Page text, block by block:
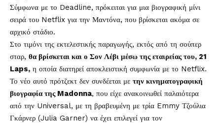
Σύμφωνα με το Deadline, πρόκειται για μια βιογραφική μίνι
σειρά του Netflix για την Μαντόνα, που βρίσκεται ακόμα σε
αρχικό στάδιο.
Στο τιμόνι της εκτελεστικής παραγωγής, εκτός από τη σούπερ
σταρ, θα βρίσκεται και ο Σον Λέβι μέσω της εταιρείας του, 21
Laps, η οποία διατηρεί αποκλειστική συμφωνία με το Netflix.
Το νέο αυτό πρότζεκτ δεν συνδέεται με την κινηματογραφική
βιογραφία της Madonna, που είχε ανακοινωθεί παλαιότερα
από την Universal, με τη βραβευμένη με τρία Emmy Τζούλια
Γκάρνερ (Julia Garner) να έχει επιλεγεί για τον